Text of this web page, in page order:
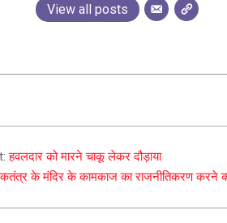
View all posts
हवलदार को मारने चाकू लेकर दौड़ाया
के मंदिर के कामकाज का राजनीतिकरण करने